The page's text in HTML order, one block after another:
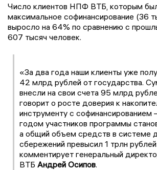
Число клиентов НПФ ВТБ, которым
максимальное софинансирование (36
выросло на 64% по сравнению с
607 тысяч человек.
«За два года наши клиенты уже
42 млрд рублей от государства.
внесли на свои счета 95 млрд
говорит о росте доверия к
инструменту с софинансированием
годом участников программы
а общий объем средств в системе
сбережений превысил 1 трлн
комментирует генеральный
ВТБ Андрей Осипов.